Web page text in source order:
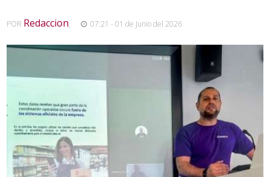
POR Redaccion, 07:21 - 01 de Junio del 2026